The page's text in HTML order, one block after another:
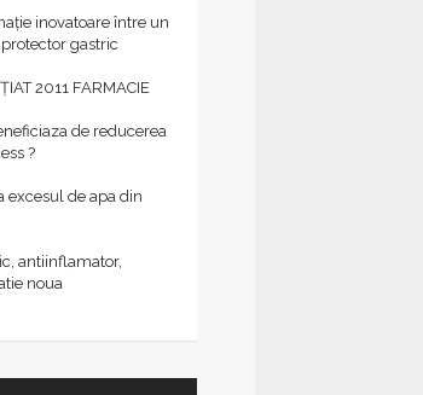
inovatoare între un
gastric
2011 FARMACIE
de reducerea
?
excesul de apa din
antiinflamator,
noua